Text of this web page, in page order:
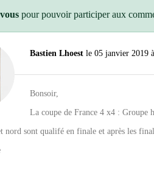
pour pouvoir participer aux
Bastien Lhoest le 05 janvier 2019
Bonsoir,
La coupe de France 4 x4 : Groupe
nord sont qualifé en finale et après les